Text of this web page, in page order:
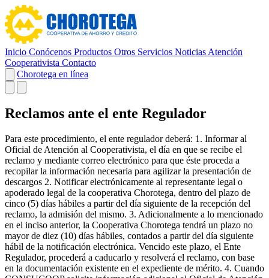
Inicio Conócenos Productos Otros Servicios Noticias Atención
Cooperativista Contacto
Chorotega en línea
Reclamos ante el ente Regulador
Para este procedimiento, el ente regulador deberá: 1. Informar al
Oficial de Atención al Cooperativista, el día en que se recibe el
reclamo y mediante correo electrónico para que éste proceda a
recopilar la información necesaria para agilizar la presentación de
descargos 2. Notificar electrónicamente al representante legal o
apoderado legal de la cooperativa Chorotega, dentro del plazo de
cinco (5) días hábiles a partir del día siguiente de la recepción del
reclamo, la admisión del mismo. 3. Adicionalmente a lo mencionado
en el inciso anterior, la Cooperativa Chorotega tendrá un plazo no
mayor de diez (10) días hábiles, contados a partir del día siguiente
hábil de la notificación electrónica. Vencido este plazo, el Ente
Regulador, procederá a caducarlo y resolverá el reclamo, con base
en la documentación existente en el expediente de mérito. 4. Cuando